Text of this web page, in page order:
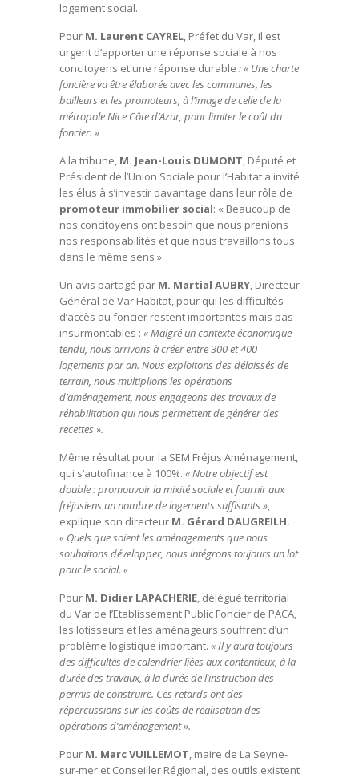
logement social.
Pour M. Laurent CAYREL, Préfet du Var, il est
urgent d’apporter une réponse sociale à nos
concitoyens et une réponse durable : « Une charte
foncière va être élaborée avec les communes, les
bailleurs et les promoteurs, à l’image de celle de la
métropole Nice Côte d’Azur, pour limiter le coût du
foncier. »
A la tribune, M. Jean-Louis DUMONT, Député et
Président de l’Union Sociale pour l’Habitat a invité
les élus à s’investir davantage dans leur rôle de
promoteur immobilier social: « Beaucoup de
nos concitoyens ont besoin que nous prenions
nos responsabilités et que nous travaillons tous
dans le même sens ».
Un avis partagé par M. Martial AUBRY, Directeur
Général de Var Habitat, pour qui les difficultés
d’accès au foncier restent importantes mais pas
insurmontables : « Malgré un contexte économique
tendu, nous arrivons à créer entre 300 et 400
logements par an. Nous exploitons des délaissés de
terrain, nous multiplions les opérations
d’aménagement, nous engageons des travaux de
réhabilitation qui nous permettent de générer des
recettes ».
Même résultat pour la SEM Fréjus Aménagement,
qui s’autofinance à 100%. « Notre objectif est
double : promouvoir la mixité sociale et fournir aux
fréjusiens un nombre de logements suffisants »,
explique son directeur M. Gérard DAUGREILH.
« Quels que soient les aménagements que nous
souhaitons développer, nous intégrons toujours un lot
pour le social. «
Pour M. Didier LAPACHERIE, délégué territorial
du Var de l’Etablissement Public Foncier de PACA,
les lotisseurs et les aménageurs souffrent d’un
problème logistique important. « Il y aura toujours
des difficultés de calendrier liées aux contentieux, à la
durée des travaux, à la durée de l’instruction des
permis de construire. Ces retards ont des
répercussions sur les coûts de réalisation des
opérations d’aménagement ».
Pour M. Marc VUILLEMOT, maire de La Seyne-
sur-mer et Conseiller Régional, des outils existent